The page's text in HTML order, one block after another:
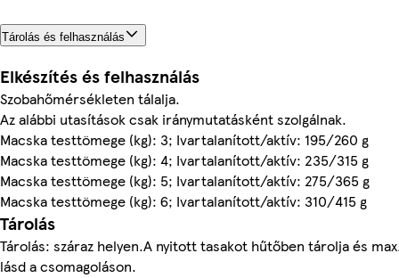
Tárolás és felhasználás
Elkészítés és felhasználás
Szobahőmérsékleten tálalja.
Az alábbi utasítások csak iránymutatásként szolgálnak.
Macska testtömege (kg): 3; Ivartalanított/aktív: 195/260 g
Macska testtömege (kg): 4; Ivartalanított/aktív: 235/315 g
Macska testtömege (kg): 5; Ivartalanított/aktív: 275/365 g
Macska testtömege (kg): 6; Ivartalanított/aktív: 310/415 g
Tárolás
Tárolás: száraz helyen.A nyitott tasakot hűtőben tárolja és
lásd a csomagoláson.